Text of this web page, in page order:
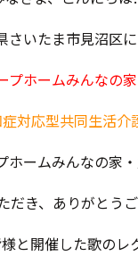
さいたま市見沼区
プホームみんなの
症対応型共同生活介
ホームみんなの家
だき、ありがとうご
と開催した歌のレ